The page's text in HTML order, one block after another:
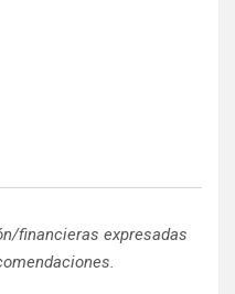
financieras expresadas